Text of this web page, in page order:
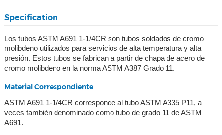
Specification
Los tubos ASTM A691 1-1/4CR son tubos soldados de cromo
molibdeno utilizados para servicios de alta temperatura y alta
presión. Estos tubos se fabrican a partir de chapa de acero de
cromo molibdeno en la norma ASTM A387 Grado 11.
Material Correspondiente
ASTM A691 1-1/4CR corresponde al tubo ASTM A335 P11, a
veces también denominado como tubo de grado 11 de ASTM
A691.